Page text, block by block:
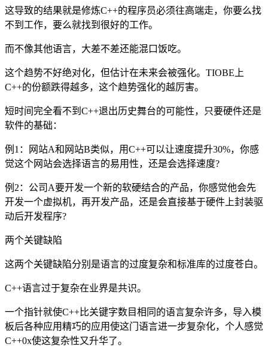
这导致的结果就是修炼C++的程序员必须往高端走，你要么找
不到工作，要么就找到很好的工作。
而不像其他语言，大差不差还能混口饭吃。
这个趋势不好绝对化，但估计在未来会被强化。TIOBE上
C++的份额跌得越多，这个趋势强化的越厉害。
短时间完全看不到C++退出历史舞台的可能性，只要硬件还是
软件的基础：
例1：网站A和网站B类似，用C++可以让速度提升30%，你感
觉这个网站会选择语言的易用性，还是会选择速度?
例2：公司A要开发一个新的软硬结合的产品，你感觉他会先
开发一个虚拟机，再开发产品，还是会直接基于硬件上封装驱
动后开发程序?
两个关键缺陷
这两个关键缺陷分别是语言的过度复杂和标准库的过度苍白。
C++语言过于复杂在业界是共识。
一个指针就使C++比关键字数目相同的语言复杂许多，导入模
板后各种应用精巧的应用使这门语言进一步复杂化，个人感觉
C++0x使这复杂性又升华了。